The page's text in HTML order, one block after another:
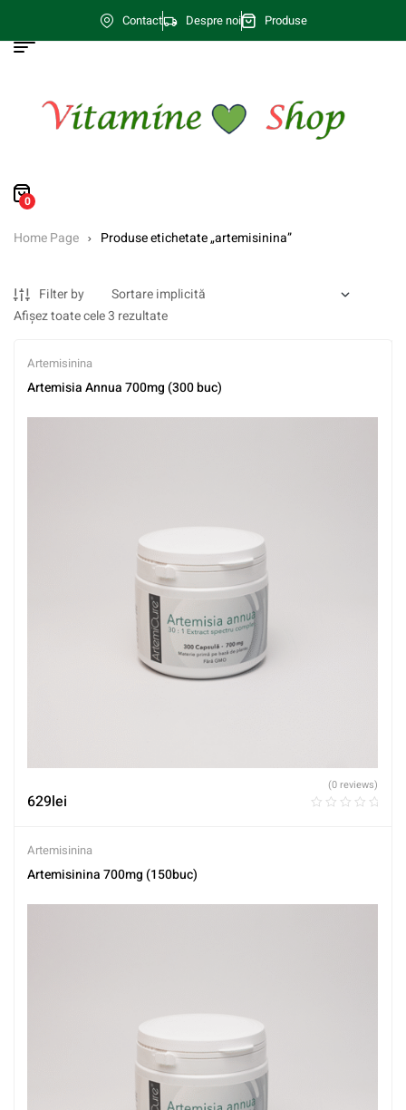
Contact Despre noi Produse
0
Home Page Produse etichetate „artemisinina”
Filter by
Afișez toate cele 3 rezultate
Artemisinina
Artemisia Annua 700mg (300 buc)
629lei
(0 reviews)
Artemisinina
Artemisinina 700mg (150buc)